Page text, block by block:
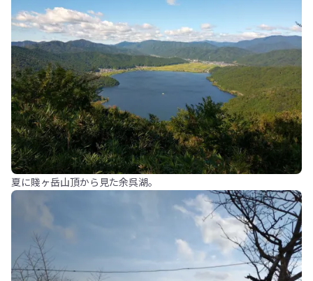
夏に賤ヶ岳山頂から見た余呉湖。